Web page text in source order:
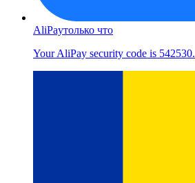
AliPayтолько что
Your AliPay security code is 542530.